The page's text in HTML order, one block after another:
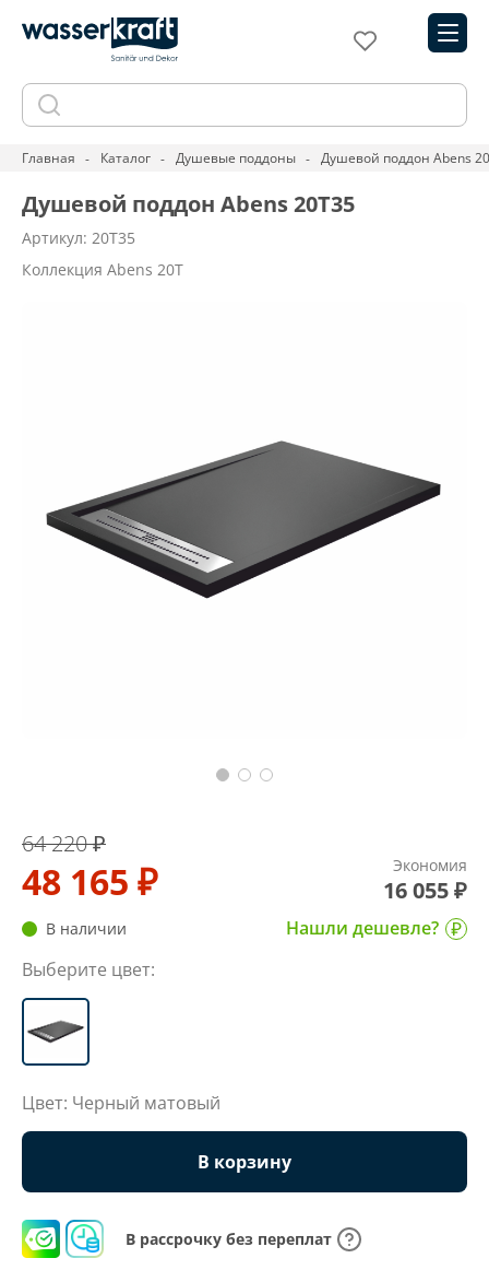
Главная Каталог Душевые поддоны Душевой поддон Abens
Душевой поддон Abens 20T35
Артикул: 20T35
Коллекция Abens 20T
64 220 ₽
48 165 ₽ Экономия
16 055 ₽
В наличии
Нашли дешевле?
Выберите цвет:
Цвет: Черный матовый
В корзину
В рассрочку без переплат